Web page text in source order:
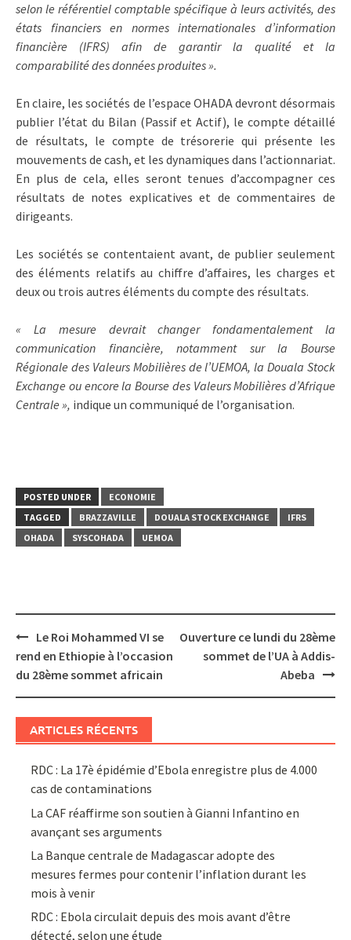
selon le référentiel comptable spécifique à leurs activités, des
états financiers en normes internationales d’information
financière (IFRS) afin de garantir la qualité et la
comparabilité des données produites ».
En claire, les sociétés de l’espace OHADA devront désormais
publier l’état du Bilan (Passif et Actif), le compte détaillé
de résultats, le compte de trésorerie qui présente les
mouvements de cash, et les dynamiques dans l’actionnariat.
En plus de cela, elles seront tenues d’accompagner ces
résultats de notes explicatives et de commentaires de
dirigeants.
Les sociétés se contentaient avant, de publier seulement
des éléments relatifs au chiffre d’affaires, les charges et
deux ou trois autres éléments du compte des résultats.
« La mesure devrait changer fondamentalement la
communication financière, notamment sur la Bourse
Régionale des Valeurs Mobilières de l’UEMOA, la Douala Stock
Exchange ou encore la Bourse des Valeurs Mobilières d’Afrique
Centrale », indique un communiqué de l’organisation.
POSTED UNDER
ECONOMIE
TAGGED
BRAZZAVILLE DOUALA STOCK EXCHANGE
IFRS
OHADA
SYSCOHADA UEMOA
Post
navigation
Le Roi Mohammed VI se
rend en Ethiopie à l’occasion
du 28ème sommet africain
Ouverture ce lundi du 28ème
sommet de l’UA à Addis-
Abeba
ARTICLES RÉCENTS
RDC : La 17è épidémie d’Ebola enregistre plus de 4.000
cas de contaminations
La CAF réaffirme son soutien à Gianni Infantino en
avançant ses arguments
La Banque centrale de Madagascar adopte des
mesures fermes pour contenir l’inflation durant les
mois à venir
RDC : Ebola circulait depuis des mois avant d’être
détecté, selon une étude